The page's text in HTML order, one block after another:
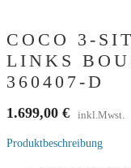
COCO 3-
LINKS
360407-D
1.699,00 € inkl.Mwst.
Produktbeschreibung